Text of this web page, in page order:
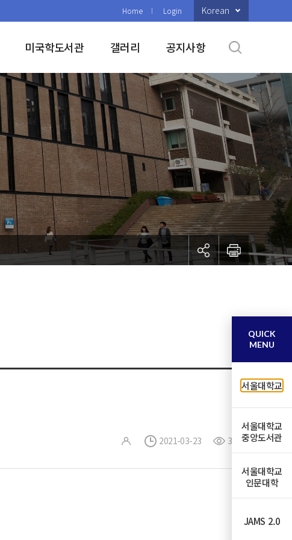
Home Login Korean
미국학도서관 갤러리 공지사항
2021-03-23 38
QUICK
MENU
서울대학교
서울대학교
중앙도서관
서울대학교
인문대학
JAMS 2.0